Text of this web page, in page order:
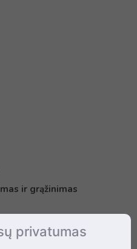
ir grąžinimas
privatumas